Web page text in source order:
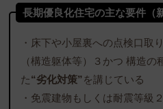
長期優良化住宅の主な要件（
・床下や小屋裏への点検口取
（構造躯体等）３かつ 構造
た“劣化対策” を講じている
・免震建物もしくは耐震等級